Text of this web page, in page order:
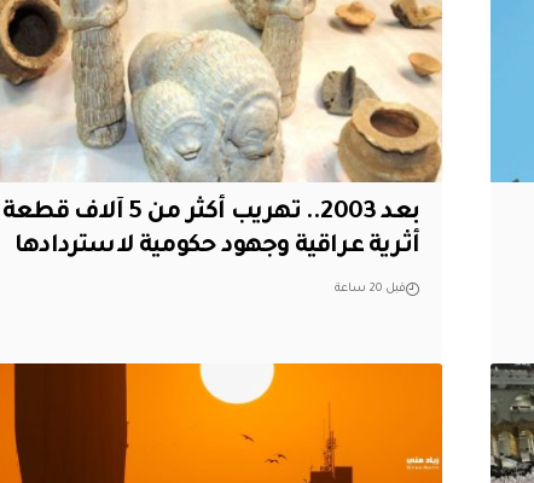
بعد 2003.. تهريب أكثر من 5 آلاف قطعة
أثرية عراقية وجهود حكومية لاستردادها
قبل 20 ساعة